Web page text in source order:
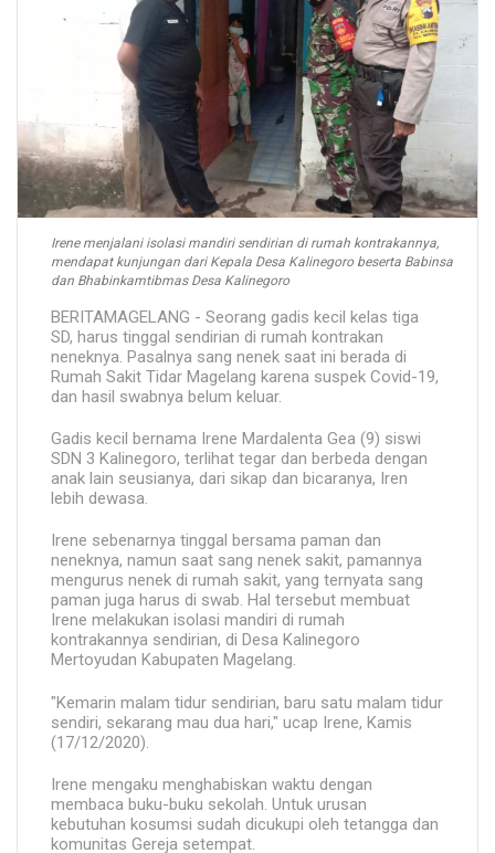
Irene menjalani isolasi mandiri sendirian di rumah kontrakannya,
mendapat kunjungan dari Kepala Desa Kalinegoro beserta Babinsa
dan Bhabinkamtibmas Desa Kalinegoro
BERITAMAGELANG - Seorang gadis kecil kelas tiga
SD, harus tinggal sendirian di rumah kontrakan
neneknya. Pasalnya sang nenek saat ini berada di
Rumah Sakit Tidar Magelang karena suspek Covid-19,
dan hasil swabnya belum keluar.
Gadis kecil bernama Irene Mardalenta Gea (9) siswi
SDN 3 Kalinegoro, terlihat tegar dan berbeda dengan
anak lain seusianya, dari sikap dan bicaranya, Iren
lebih dewasa.
Irene sebenarnya tinggal bersama paman dan
neneknya, namun saat sang nenek sakit, pamannya
mengurus nenek di rumah sakit, yang ternyata sang
paman juga harus di swab. Hal tersebut membuat
Irene melakukan isolasi mandiri di rumah
kontrakannya sendirian, di Desa Kalinegoro
Mertoyudan Kabupaten Magelang.
"Kemarin malam tidur sendirian, baru satu malam tidur
sendiri, sekarang mau dua hari," ucap Irene, Kamis
(17/12/2020).
Irene mengaku menghabiskan waktu dengan
membaca buku-buku sekolah. Untuk urusan
kebutuhan kosumsi sudah dicukupi oleh tetangga dan
komunitas Gereja setempat.